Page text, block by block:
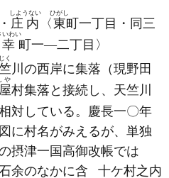
庄内
しようない
〈 東
ひがし
町一丁目・同三
幸
いわい
町一―二丁目〉
く
川の西岸に集落 （現野田
や
村集落と接続し、天竺川
対している。慶長一〇年
に村名がみえるが、単独
摂津一国高御改帳では
十ケ村之内
余のなかに含